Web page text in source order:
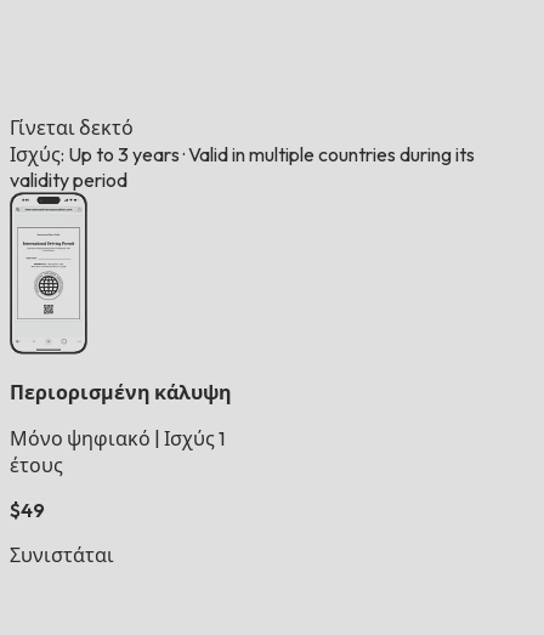
Γίνεται δεκτό
Ισχύς: Up to 3 years ·Valid in multiple countries during its
validity period
Περιορισμένη κάλυψη
Μόνο ψηφιακό Ισχύς 1
έτους
$49
Συνιστάται